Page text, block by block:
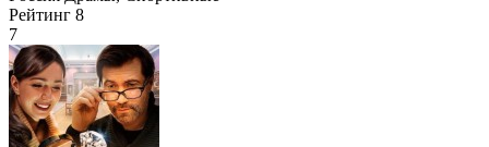
Рейтинг 8
7